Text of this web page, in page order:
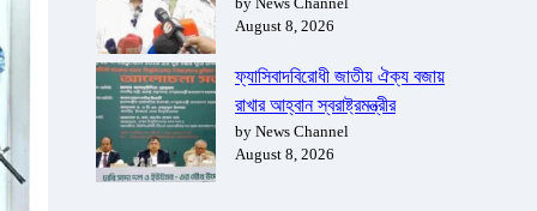
August 8, 2026
ফ্যাসিবাদবিরোধী জাতীয় ঐক্য বজায়
রাখার আহ্বান স্বরাষ্ট্রমন্ত্রীর
by News Channel
August 8, 2026